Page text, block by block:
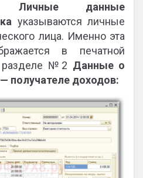
Личные данные
указываются личные
лица. Именно эта
в печатной
разделе №2 Данные о
получателе доходов: